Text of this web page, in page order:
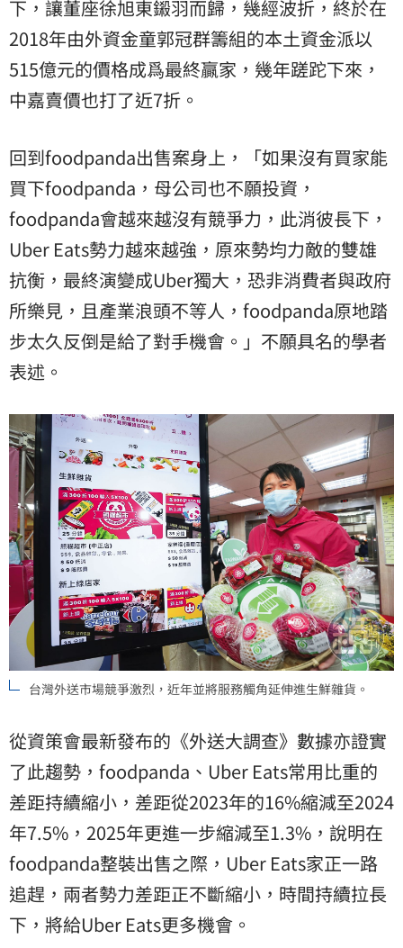
下，讓董座徐旭東鎩羽而歸，幾經波折，終於在
2018年由外資金童郭冠群籌組的本土資金派以
515億元的價格成爲最終贏家，幾年蹉跎下來，
中嘉賣價也打了近7折。
回到foodpanda出售案身上，「如果沒有買家能
買下foodpanda，母公司也不願投資，
foodpanda會越來越沒有競爭力，此消彼長下，
Uber Eats勢力越來越強，原來勢均力敵的雙雄
抗衡，最終演變成Uber獨大，恐非消費者與政府
所樂見，且產業浪頭不等人，foodpanda原地踏
步太久反倒是給了對手機會。」不願具名的學者
表述。
台灣外送市場競爭激烈，近年並將服務觸角延伸進生鮮雜貨。
從資策會最新發布的《外送大調查》數據亦證實
了此趨勢，foodpanda、Uber Eats常用比重的
差距持續縮小，差距從2023年的16%縮減至2024
年7.5%，2025年更進一步縮減至1.3%，說明在
foodpanda整裝出售之際，Uber Eats家正一路
追趕，兩者勢力差距正不斷縮小，時間持續拉長
下，將給Uber Eats更多機會。